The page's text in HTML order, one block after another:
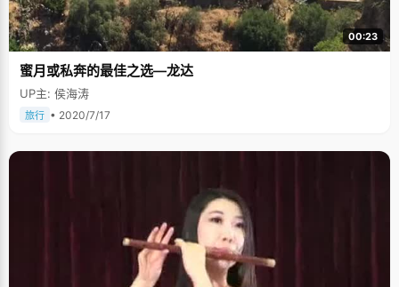
00:23
蜜月或私奔的最佳之选—龙达
UP主: 侯海涛
旅行 • 2020/7/17